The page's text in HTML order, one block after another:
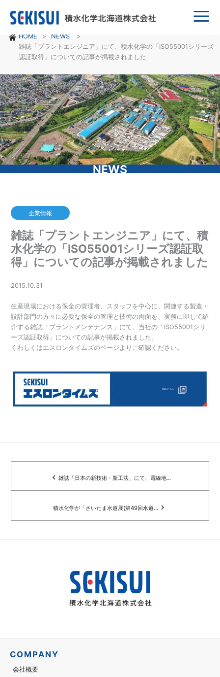
Main
HOME
NEWS
雑誌「プラントエンジニア」にて、積水化学の「ISO55001シリーズ
認証取得」についての記事が掲載されました
NEWS
企業情報
雑誌「プラントエンジニア」にて、積
水化学の「ISO55001シリーズ認証取
得」についての記事が掲載されました
2015.10.31
生産現場における保全の管理者、スタッフを中心に、関連する製造・
設計部門の方々に必要な保全の管理と技術の両面を、実務に即して紹
介する雑誌「プラントメンテナンス」にて、当社の「ISO55001シリ
ーズ認証取得」についての記事が掲載されました。
くわしくはエスロンタイムズのページよりご確認ください。
詳細はこちら
navigate_before 雑誌「日本の新技術・新工法」にて、電線地...
積水化学が「さいたま水道展(第49回水道... navigate_next
COMPANY
会社概要